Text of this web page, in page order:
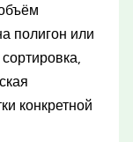
полигон или
конкретной